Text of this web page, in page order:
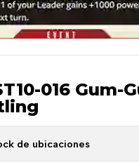
016 Gum-
de ubicaciones